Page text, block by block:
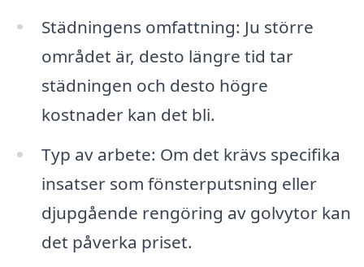
Städningens omfattning: Ju större
området är, desto längre tid tar
städningen och desto högre
kostnader kan det bli.
Typ av arbete: Om det krävs specifika
insatser som fönsterputsning eller
djupgående rengöring av golvytor kan
det påverka priset.